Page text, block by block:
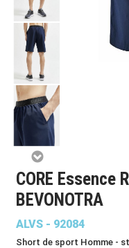
CORE Essence
BEVONOTRA
ALVS - 92084
Short de sport Homme -